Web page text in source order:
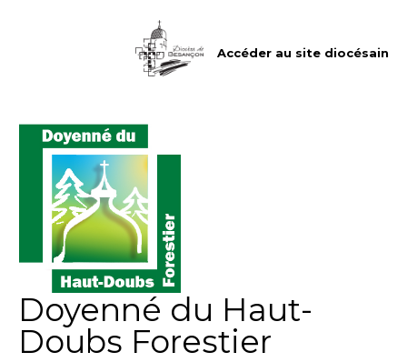
Accéder au site diocésain
Doyenné du Haut-
Doubs Forestier